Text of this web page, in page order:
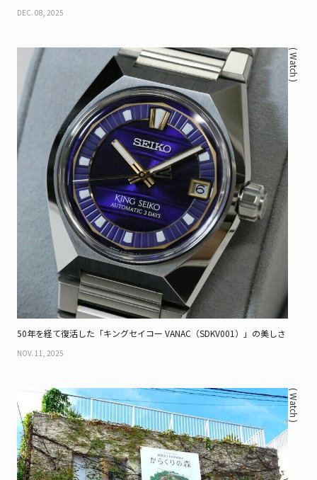
DEC. 08, 2025
50年を経て復活した「キングセイコー VANAC（SDKV001）」の美しさ
NOV. 11, 2025
( Watch )
( Watch )